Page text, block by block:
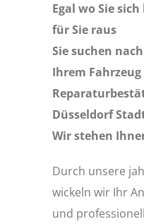
Egal wo Sie
für Sie raus
Sie suchen
Ihrem Fahrzeug
Düsseldorf
Wir stehen
Durch unsere
wickeln wir Ihr
und